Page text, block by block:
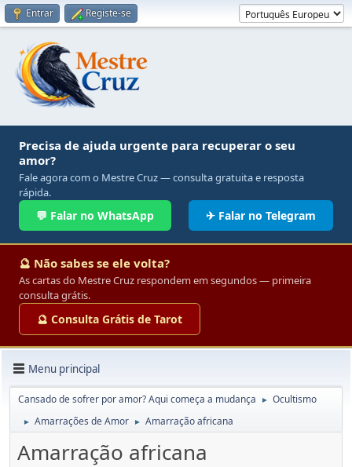
Entrar Registe-se
Precisa de ajuda urgente para recuperar o seu
amor?
Fale agora com o Mestre Cruz — consulta gratuita e resposta
rápida.
💬 Falar no WhatsApp ✈ Falar no Telegram
🔮 Não sabes se ele volta?
As cartas do Mestre Cruz respondem em segundos — primeira
consulta grátis.
🔮 Consulta Grátis de Tarot
Menu principal
Cansado de sofrer por amor? Aqui começa a mudança ► Ocultismo
► Amarrações de Amor ► Amarração africana
Amarração africana